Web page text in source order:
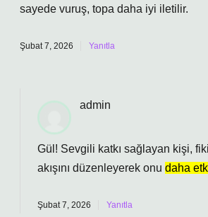
sayede vuruş, topa daha iyi iletilir.
Şubat 7, 2026 Yanıtla
admin
Gül! Sevgili katkı sağlayan kişi,
akışını düzenleyerek onu daha
Şubat 7, 2026 Yanıtla